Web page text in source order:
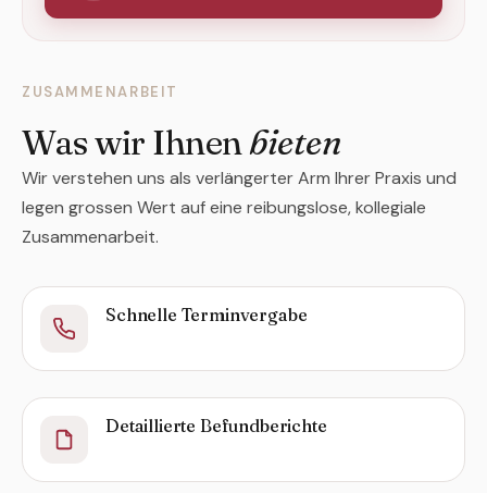
ZUSAMMENARBEIT
Was wir Ihnenbieten
Wir verstehen uns als verlängerter Arm Ihrer Praxis und
legen grossen Wert auf eine reibungslose, kollegiale
Zusammenarbeit.
Schnelle Terminvergabe
Detaillierte Befundberichte